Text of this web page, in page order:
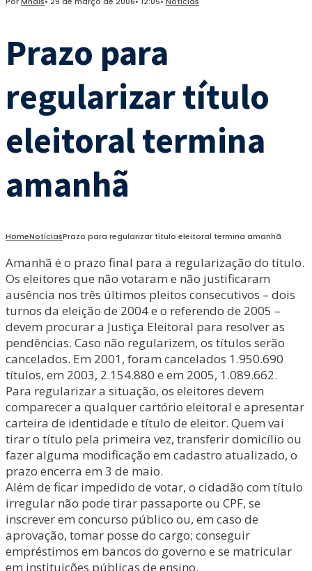
Prazo para
regularizar título
eleitoral termina
amanhã
HomeNotíciasPrazo para regularizar título eleitoral termina amanhã
Amanhã é o prazo final para a regularização do título.
Os eleitores que não votaram e não justificaram
ausência nos três últimos pleitos consecutivos – dois
turnos da eleição de 2004 e o referendo de 2005 –
devem procurar a Justiça Eleitoral para resolver as
pendências. Caso não regularizem, os títulos serão
cancelados. Em 2001, foram cancelados 1.950.690
títulos, em 2003, 2.154.880 e em 2005, 1.089.662.
Para regularizar a situação, os eleitores devem
comparecer a qualquer cartório eleitoral e apresentar
carteira de identidade e título de eleitor. Quem vai
tirar o título pela primeira vez, transferir domicílio ou
fazer alguma modificação em cadastro atualizado, o
prazo encerra em 3 de maio.
Além de ficar impedido de votar, o cidadão com título
irregular não pode tirar passaporte ou CPF, se
inscrever em concurso público ou, em caso de
aprovação, tomar posse do cargo; conseguir
empréstimos em bancos do governo e se matricular
em instituições públicas de ensino.